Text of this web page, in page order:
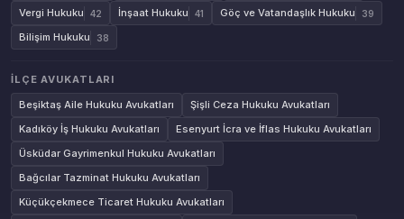
Vergi Hukuku 42 İnşaat Hukuku 41 Göç ve Vatandaşlık Hukuku 39
Bilişim Hukuku 38
İLÇE AVUKATLARI
Beşiktaş Aile Hukuku Avukatları
Şişli Ceza Hukuku Avukatları
Kadıköy İş Hukuku Avukatları
Esenyurt İcra ve İflas Hukuku Avukatları
Üsküdar Gayrimenkul Hukuku Avukatları
Bağcılar Tazminat Hukuku Avukatları
Küçükçekmece Ticaret Hukuku Avukatları